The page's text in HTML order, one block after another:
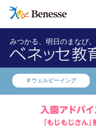
みつかる、明日のまなび。
＃ウェルビーイング